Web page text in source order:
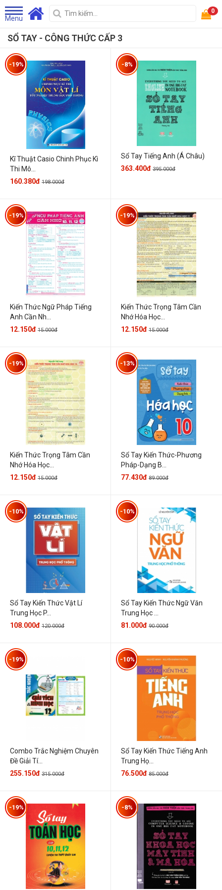
Menu
0
SỔ TAY - CÔNG THỨC CẤP 3
Kĩ Thuật Casio Chinh Phục Kì
Thi Mô...
-19%
160.380đ 198.000đ
Sổ Tay Tiếng Anh (Á Châu)
-8%
363.400đ 395.000đ
Kiến Thức Ngữ Pháp Tiếng
Anh Cần Nh...
-19%
12.150đ 15.000đ
Kiến Thức Trọng Tâm Cần
Nhớ Hóa Học...
-19%
12.150đ 15.000đ
Kiến Thức Trọng Tâm Cần
Nhớ Hóa Học...
-19%
12.150đ 15.000đ
Sổ Tay Kiến Thức-Phương
Pháp-Dạng B...
-13%
77.430đ 89.000đ
Sổ Tay Kiến Thức Vật Lí
Trung Học P...
-10%
108.000đ 120.000đ
Sổ Tay Kiến Thức Ngữ Văn
Trung Học ...
-10%
81.000đ 90.000đ
Combo Trắc Nghiệm Chuyên
Đề Giải Tí...
-19%
255.150đ 315.000đ
Sổ Tay Kiến Thức Tiếng Anh
Trung Họ...
-10%
76.500đ 85.000đ
-19% -8%